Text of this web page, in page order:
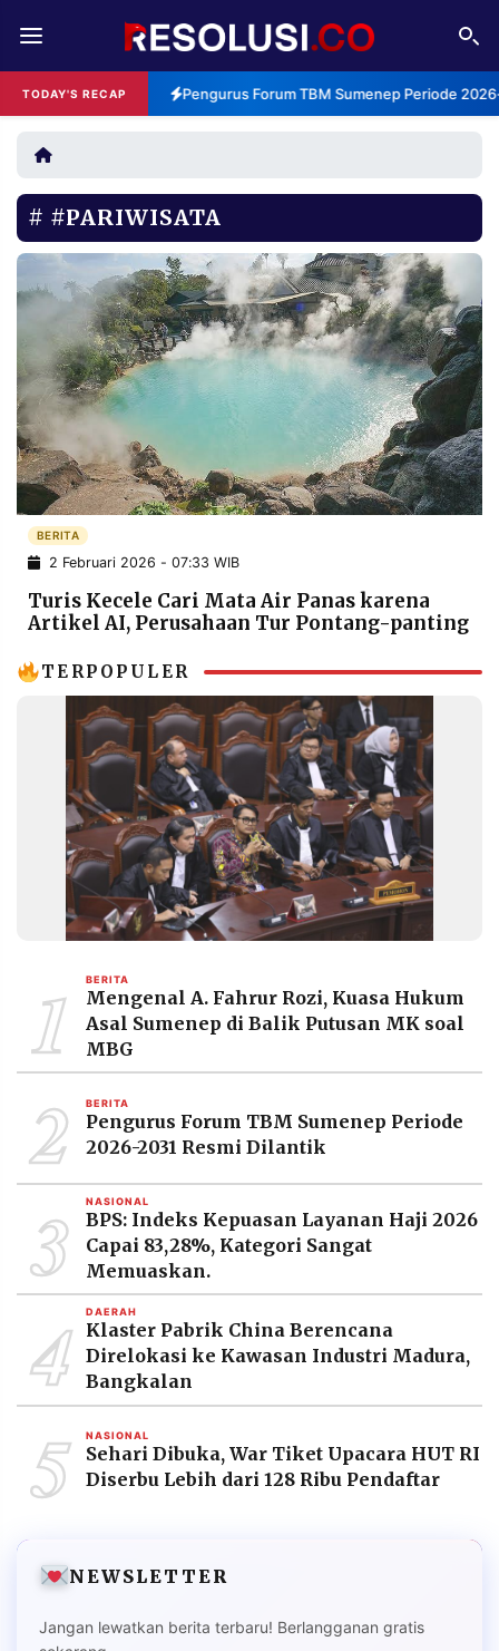
TODAY'S RECAP Pengurus Forum TBM Sumenep Periode
REDAKSI TENTANG
RESOLUSI IKLAN
RUBRIKASI
EDITORIAL AKSARA
FINANSIA PERSONA
DAERAH NASIONAL
MANCA SPORT
INFORMASI
PRIVACY
POLICY
BERITA
WARGA
INFORMASI
IKLAN
KIRIM
PENGADUAN TERM
OF
KAMI
RESOLUSI
MEDIA
PRAMUDITA
©
Resolusi.co
2026
RESOLUSI
MEDIA
PRAMUDITA
#PARIWISATA
BERITA
2 Februari 2026 - 07:33 WIB
Turis Kecele Cari Mata Air Panas karena
Artikel AI, Perusahaan Tur Pontang-panting
TERPOPULER
1 BERITA
Mengenal A. Fahrur Rozi, Kuasa Hukum
Asal Sumenep di Balik Putusan MK soal
MBG
2 BERITA
Pengurus Forum TBM Sumenep Periode
2026-2031 Resmi Dilantik
3 NASIONAL
BPS: Indeks Kepuasan Layanan Haji 2026
Capai 83,28%, Kategori Sangat
Memuaskan.
4 DAERAH
Klaster Pabrik China Berencana
Direlokasi ke Kawasan Industri Madura,
Bangkalan
5 NASIONAL
Sehari Dibuka, War Tiket Upacara HUT RI
Diserbu Lebih dari 128 Ribu Pendaftar
NEWSLETTER
Jangan lewatkan berita terbaru! Berlangganan gratis